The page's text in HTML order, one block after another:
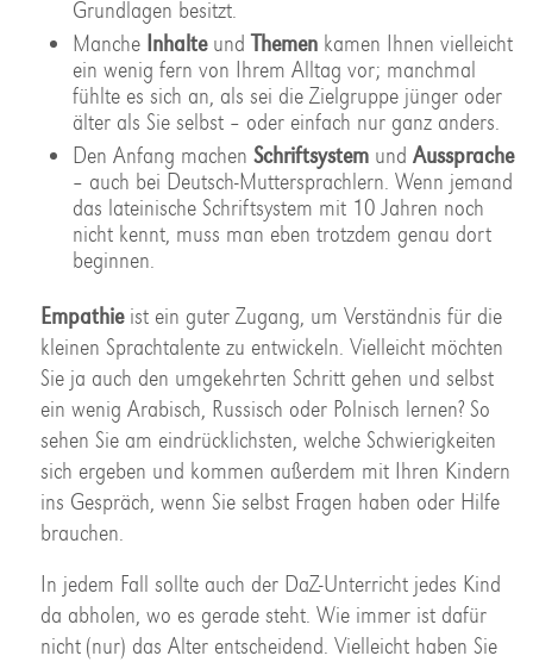
Grundlagen besitzt.
Manche InhalteundThemenkamen Ihnen vielleicht
ein wenig fern von Ihrem Alltag vor; manchmal
fühlte es sich an, als sei die Zielgruppe jünger oder
älter als Sie selbst – oder einfach nur ganz anders.
Den Anfang machen Schriftsystemund Aussprache
– auch bei Deutsch-Muttersprachlern. Wenn jemand
das lateinische Schriftsystem mit 10 Jahren noch
nicht kennt, muss man eben trotzdem genau dort
beginnen.
Empathieist ein guter Zugang, um Verständnis für die
kleinen Sprachtalente zu entwickeln. Vielleicht möchten
Sie ja auch den umgekehrten Schritt gehen und selbst
ein wenig Arabisch, Russisch oder Polnisch lernen? So
sehen Sie am eindrücklichsten, welche Schwierigkeiten
sich ergeben und kommen außerdem mit Ihren Kindern
ins Gespräch, wenn Sie selbst Fragen haben oder Hilfe
brauchen.
In jedem Fall sollte auch der DaZ-Unterricht jedes Kind
da abholen, wo es gerade steht. Wie immer ist dafür
nicht (nur) das Alter entscheidend. Vielleicht haben Sie